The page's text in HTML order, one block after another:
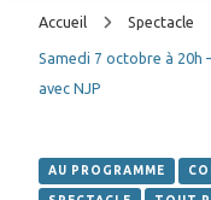
Accueil Spectacle
Samedi 7 octobre à 20h
avec NJP
AU PROGRAMME